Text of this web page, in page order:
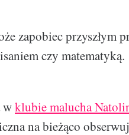
zapobiec przyszłym
czy matematyką.
wklubie malucha
na bieżąco